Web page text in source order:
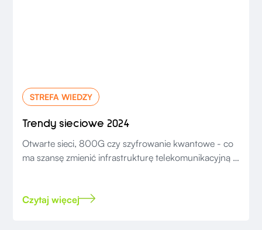
STREFA WIEDZY
Trendy sieciowe 2024
Otwarte sieci, 800G czy szyfrowanie kwantowe - co
ma szansę zmienić infrastrukturę telekomunikacyjną i
Czytaj więcej